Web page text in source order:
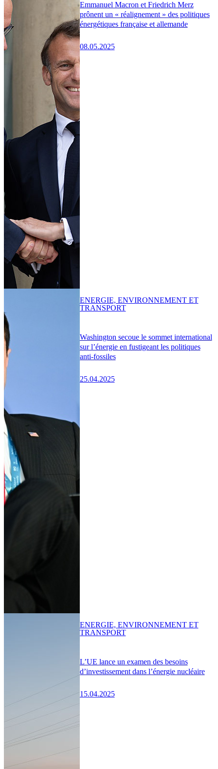
Emmanuel Macron et Friedrich Merz
prônent un « réalignement » des politiques
énergétiques française et allemande
08.05.2025
Washington secoue le sommet international
sur l’énergie en fustigeant les politiques
anti-fossiles
25.04.2025
ENERGIE, ENVIRONNEMENT ET
TRANSPORT
L’UE lance un examen des besoins
d’investissement dans l’énergie nucléaire
15.04.2025
ENERGIE, ENVIRONNEMENT ET
TRANSPORT